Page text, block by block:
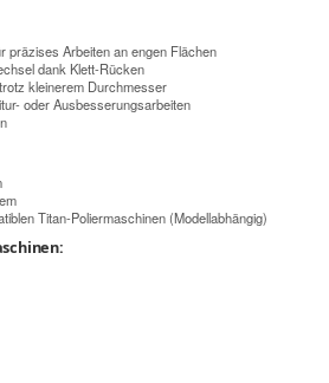
präzises Arbeiten an engen Flächen
dank Klett-Rücken
kleinerem Durchmesser
oder Ausbesserungsarbeiten
Titan-Poliermaschinen (Modellabhängig)